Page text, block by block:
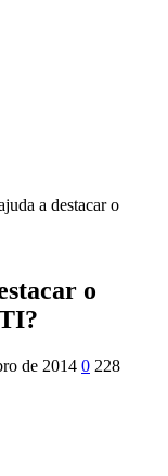
a destacar o
o
de 2014 0 228